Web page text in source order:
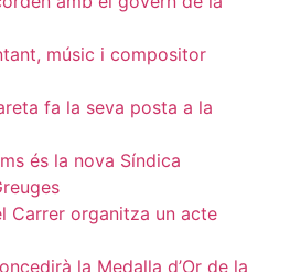
músic i compositor
fa la seva posta a la
és la nova Síndica
Carrer organitza un acte
la Medalla d’Or de la